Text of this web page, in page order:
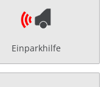
Einparkhilfe